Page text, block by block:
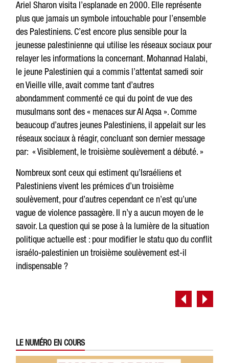
Ariel Sharon visita l’esplanade en 2000. Elle représente
plus que jamais un symbole intouchable pour l’ensemble
des Palestiniens. C’est encore plus sensible pour la
jeunesse palestinienne qui utilise les réseaux sociaux pour
relayer les informations la concernant. Mohannad Halabi,
le jeune Palestinien qui a commis l’attentat samedi soir
en Vieille ville, avait comme tant d’autres
abondamment commenté ce qui du point de vue des
musulmans sont des « menaces sur Al Aqsa ». Comme
beaucoup d’autres jeunes Palestiniens, il appelait sur les
réseaux sociaux à réagir, concluant son dernier message
par: « Visiblement, le troisième soulèvement a débuté. »
Nombreux sont ceux qui estiment qu’Israéliens et
Palestiniens vivent les prémices d’un troisième
soulèvement, pour d’autres cependant ce n’est qu’une
vague de violence passagère. Il n’y a aucun moyen de le
savoir. La question qui se pose à la lumière de la situation
politique actuelle est : pour modifier le statu quo du conflit
israélo-palestinien un troisième soulèvement est-il
indispensable ?
LE NUMÉRO EN COURS